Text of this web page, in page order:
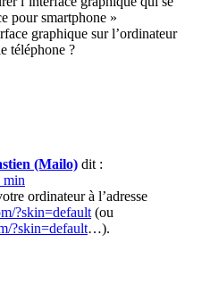
pour smartphone »
graphique sur l’ordinateur
téléphone ?
(Mailo) dit :
min
ordinateur à l’adresse
?skin=default (ou
?skin=default…).